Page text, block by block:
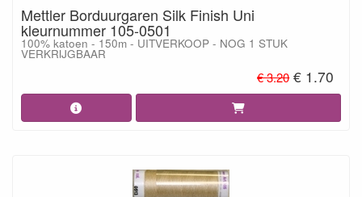
Mettler Borduurgaren Silk Finish Uni
kleurnummer 105-0501
100% katoen - 150m - UITVERKOOP - NOG 1 STUK
VERKRIJGBAAR
€ 3.20 € 1.70